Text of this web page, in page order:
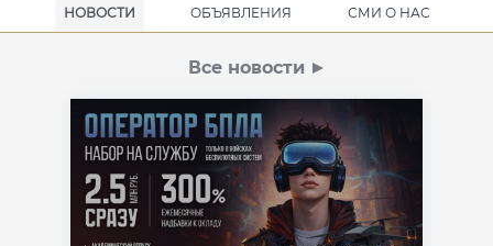
НОВОСТИ ОБЪЯВЛЕНИЯ СМИ О НАС
Все новости